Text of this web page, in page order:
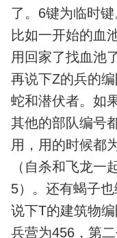
了。6键为临时键
比如一开始的血
用回家了找血池了
再说下Z的兵的
蛇和潜伏者。如
其他的部队编号
用，用的时候都
（自杀和飞龙一
5）。还有蝎子也
说下T的建筑物
兵营为456，第